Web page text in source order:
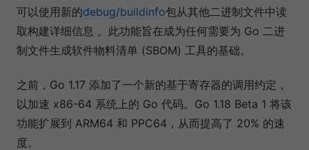
可以使用新的debug/buildinfo包从其他二进制文件中读
取构建详细信息 。此功能旨在成为任何需要为 Go 二进
制文件生成软件物料清单 (SBOM) 工具的基础。
之前，Go 1.17 添加了一个新的基于寄存器的调用约定，
以加速 x86-64 系统上的 Go 代码。Go 1.18 Beta 1 将该
功能扩展到 ARM64 和 PPC64，从而提高了 20% 的速
度。